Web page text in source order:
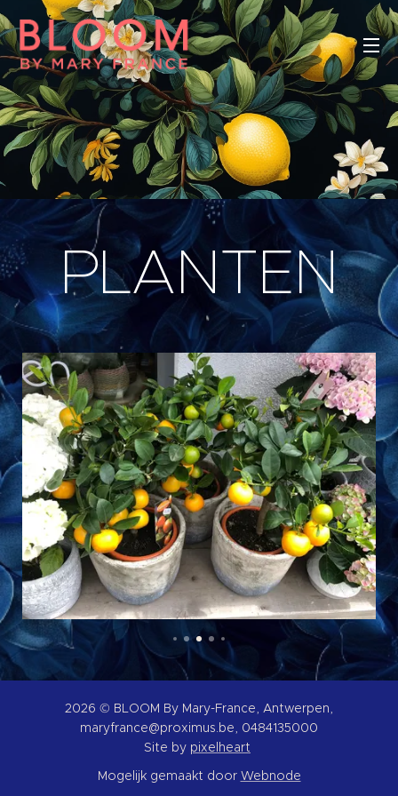
PLANTEN
2026 © BLOOM By Mary-France, Antwerpen,
maryfrance@proximus.be, 0484135000
Site by pixelheart
Mogelijk gemaakt door Webnode